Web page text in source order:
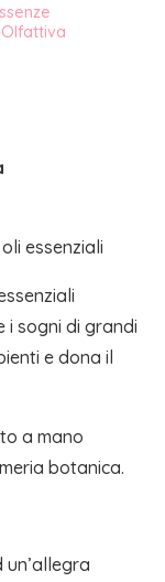
Olfattiva
essenziali
i sogni di grandi
e dona il
a mano
botanica.
un’allegra